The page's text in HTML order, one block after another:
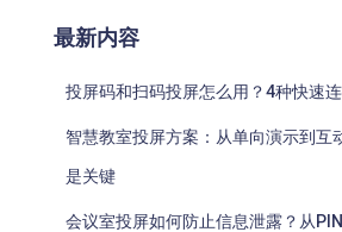
最新内容
投屏码和扫码投屏怎么用？4种快速
智慧教室投屏方案：从单向演示到互
是关键
会议室投屏如何防止信息泄露？从